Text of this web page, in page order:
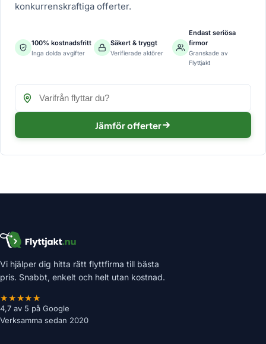
konkurrenskraftiga offerter.
100% kostnadsfritt
Inga dolda avgifter
Säkert & tryggt
Verifierade aktörer
Endast seriösa
firmor
Granskade av
Flyttjakt
Jämför offerter
Vi hjälper dig hitta rätt flyttfirma till bästa
pris. Snabbt, enkelt och helt utan kostnad.
★★★★★
4,7 av 5 på Google
Verksamma sedan 2020